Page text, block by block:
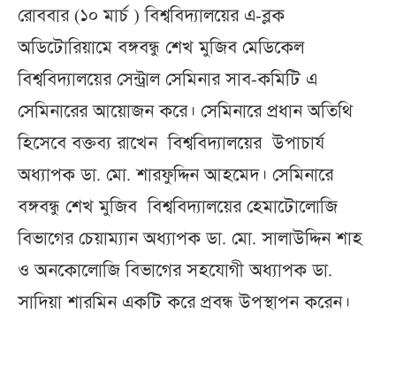
রোববার (১০ মার্চ ) বিশ্ববিদ্যালয়ের এ-ব্লক
অডিটোরিয়ামে বঙ্গবন্ধু শেখ মুজিব মেডিকেল
বিশ্ববিদ্যালয়ের সেন্ট্রাল সেমিনার সাব-কমিটি এ
সেমিনারের আয়োজন করে। সেমিনারে প্রধান অতিথি
হিসেবে বক্তব্য রাখেন বিশ্ববিদ্যালয়ের উপাচার্য
অধ্যাপক ডা. মো. শারফুদ্দিন আহমেদ। সেমিনারে
বঙ্গবন্ধু শেখ মুজিব বিশ্ববিদ্যালয়ের হেমাটোলোজি
বিভাগের চেয়াম্যান অধ্যাপক ডা. মো. সালাউদ্দিন শাহ
ও অনকোলোজি বিভাগের সহযোগী অধ্যাপক ডা.
সাদিয়া শারমিন একটি করে প্রবন্ধ উপস্থাপন করেন।